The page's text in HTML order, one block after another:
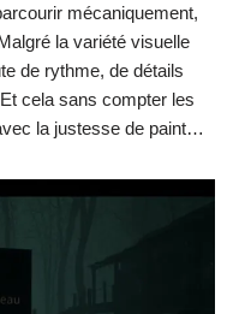
mécaniquement,
la variété visuelle
de rythme, de détails
cela sans compter les
la justesse de paint…